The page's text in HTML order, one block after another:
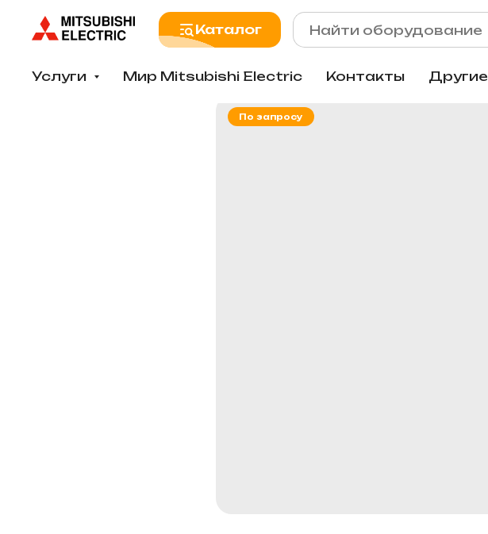
Каталог
Услуги Мир Mitsubishi Electric Контакты